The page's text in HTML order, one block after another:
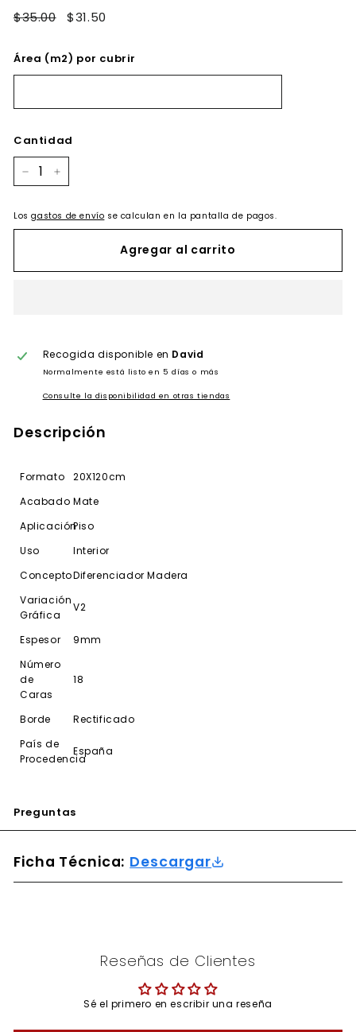
$35.00 $31.50
Área (m2) por cubrir
Cantidad
Losgastos de envío se calculan en la pantalla de pagos.
Agregar al carrito
Recogida disponible en David
Normalmente está listo en 5 días o más
Consulte la disponibilidad en otras tiendas
Descripción
Formato
20X120cm
Acabado Mate
AplicaciónPiso
Uso
Interior
ConceptoDiferenciador Madera
Variación
Gráfica
V2
Espesor
9mm
Número
de
Caras
18
Borde
Rectificado
País de
Procedencia
España
Preguntas
Ficha Técnica: Descargar
Reseñas de Clientes
Sé el primero en escribir una reseña